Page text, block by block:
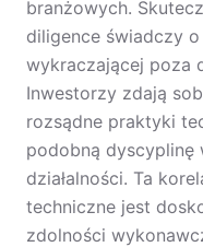
branżowych.
diligence świadczy
wykraczającej poza
Inwestorzy zdają
rozsądne praktyki
podobną dyscyplinę
działalności. Ta
techniczne jest
zdolności